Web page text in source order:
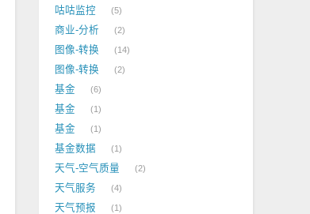
咕咕监控 5
商业-分析 2
图像-转换 14
图像-转换 2
基金 6
基金 1
基金 1
基金数据 1
天气-空气质量 2
天气服务 4
天气预报 1